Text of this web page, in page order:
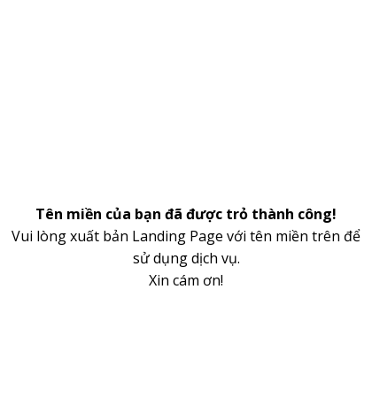
Tên miền của bạn đã được trỏ thành công!
Vui lòng xuất bản Landing Page với tên miền trên để
sử dụng dịch vụ.
Xin cám ơn!